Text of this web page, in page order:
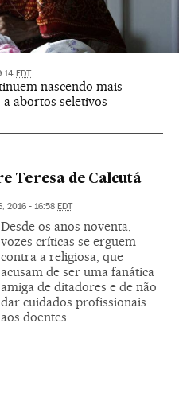
EDT
nascendo mais
abortos seletivos
Teresa de Calcutá
2016 - 16:58 EDT
Desde os anos noventa,
vozes críticas se erguem
contra a religiosa, que
acusam de ser uma fanática
amiga de ditadores e de não
dar cuidados profissionais
aos doentes